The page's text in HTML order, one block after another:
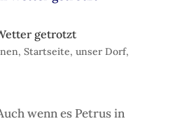
getrotzt
, Startseite, unser Dorf,
wenn es Petrus in